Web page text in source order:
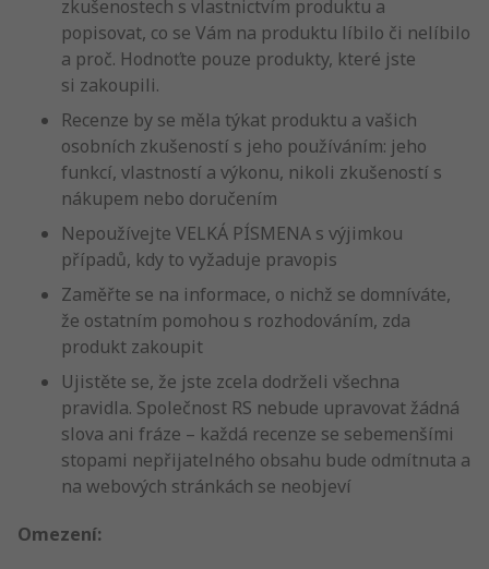
zkušenostech s vlastnictvím produktu a
popisovat, co se Vám na produktu líbilo či nelíbilo
a proč. Hodnoťte pouze produkty, které jste
si zakoupili.
Recenze by se měla týkat produktu a vašich
osobních zkušeností s jeho používáním: jeho
funkcí, vlastností a výkonu, nikoli zkušeností s
nákupem nebo doručením
Nepoužívejte VELKÁ PÍSMENA s výjimkou
případů, kdy to vyžaduje pravopis
Zaměřte se na informace, o nichž se domníváte,
že ostatním pomohou s rozhodováním, zda
produkt zakoupit
Ujistěte se, že jste zcela dodrželi všechna
pravidla. Společnost RS nebude upravovat žádná
slova ani fráze – každá recenze se sebemenšími
stopami nepřijatelného obsahu bude odmítnuta a
na webových stránkách se neobjeví
Omezení: